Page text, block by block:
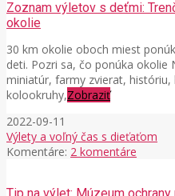
Zoznam výletov s deťmi:
okolie
30 km okolie oboch miest
deti. Pozri sa, čo ponúka
miniatúr, farmy zvierat, históriu,
kolookruhy,Zobraziť
2022-09-11
Výlety a voľný čas s dieťaťom
Komentáre: 2 komentáre
Tip na výlet: Múzeum